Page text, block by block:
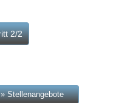
» Stellenangebote